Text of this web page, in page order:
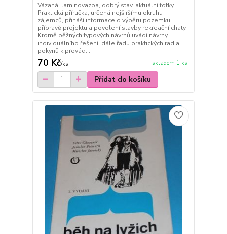
Vázaná, laminovazba, dobrý stav, aktuální fotky
Praktická příručka, určená nejširšímu okruhu
zájemců, přináší informace o výběru pozemku,
přípravě projektu a povolení stavby rekreační chaty.
Kromě běžných typových návrhů uvádí návrhy
individuálního řešení, dále řadu praktických rad a
pokynů k provád...
70 Kč/ks skladem 1 ks
Přidat do košíku